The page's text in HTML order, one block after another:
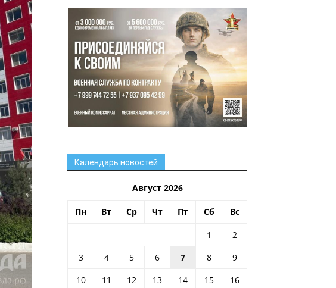
Календарь новостей
Август 2026
Пн Вт Ср Чт Пт Сб Вс
1
2
3
4 5 6 7 8
9
10
11 12 13 14 15
16